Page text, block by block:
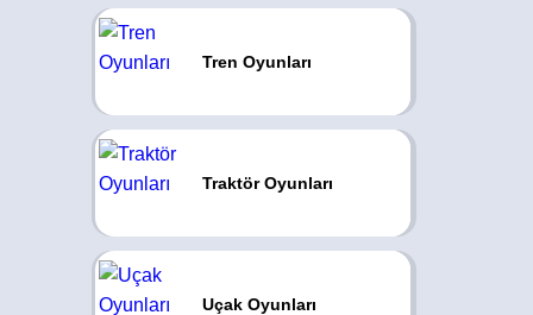
Tren Oyunları
Traktör Oyunları
Uçak Oyunları